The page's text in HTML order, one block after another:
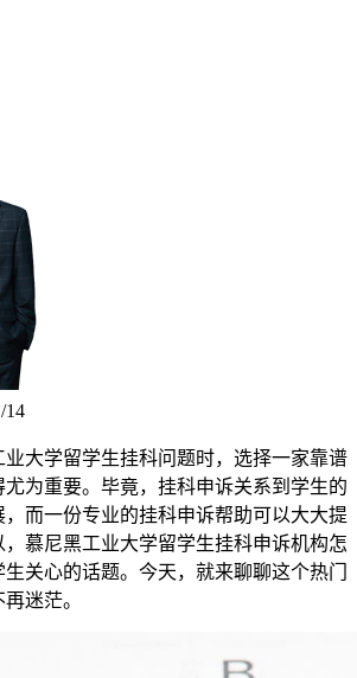
14
学留学生挂科问题时，选择一家靠谱
为重要。毕竟，挂科申诉关系到学生的
而一份专业的挂科申诉帮助可以大大提
慕尼黑工业大学留学生挂科申诉机构怎
关心的话题。今天，就来聊聊这个热门
迷茫。